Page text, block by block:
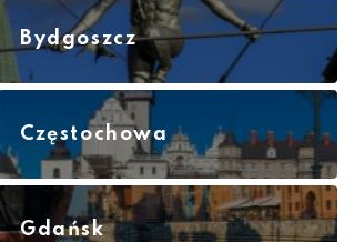
Bydgoszcz
Częstochowa
Gdańsk